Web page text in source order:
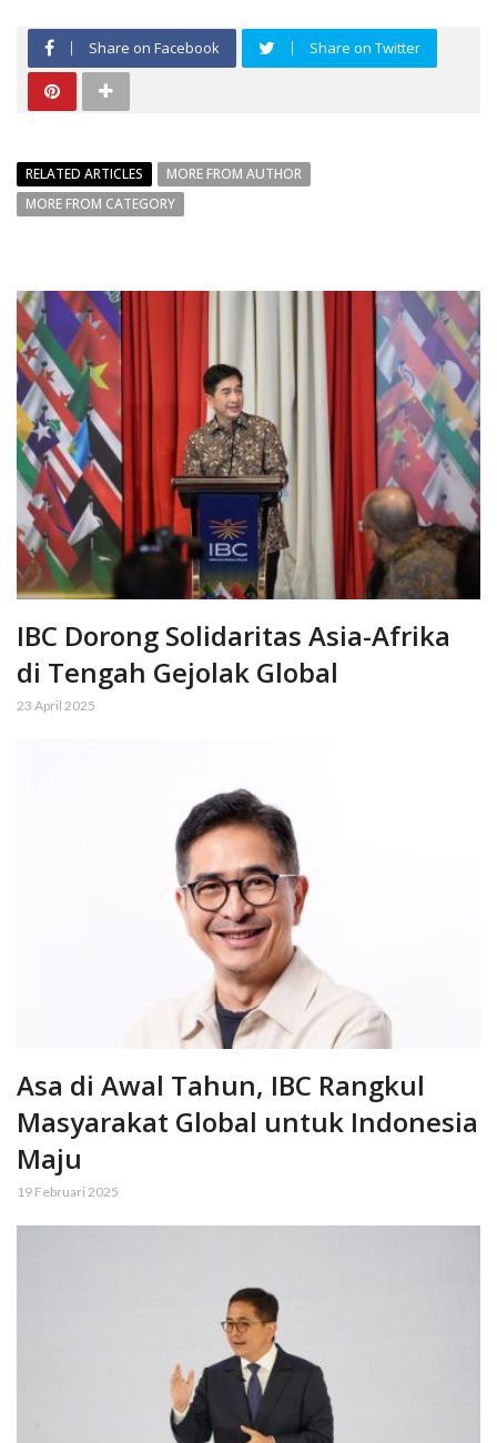
Share on Facebook Share on Twitter
RELATED ARTICLES
MORE FROM AUTHOR
MORE FROM CATEGORY
IBC Dorong Solidaritas Asia-Afrika
di Tengah Gejolak Global
23 April 2025
Asa di Awal Tahun, IBC Rangkul
Masyarakat Global untuk Indonesia
Maju
19 Februari 2025